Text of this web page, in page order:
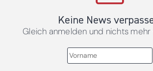
Keine News
Gleich anmelden und nichts mehr